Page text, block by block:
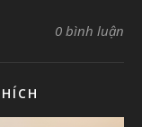
0 bình luận